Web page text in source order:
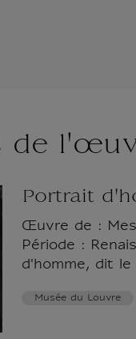
de
Portrait
Œuvre de :
Période :
d'homme, dit
Musée du Louvre